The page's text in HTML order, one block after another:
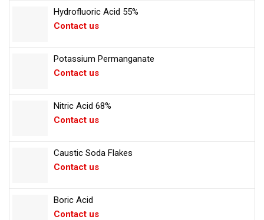
Hydrofluoric Acid 55%
Contact us
Potassium Permanganate
Contact us
Nitric Acid 68%
Contact us
Caustic Soda Flakes
Contact us
Boric Acid
Contact us